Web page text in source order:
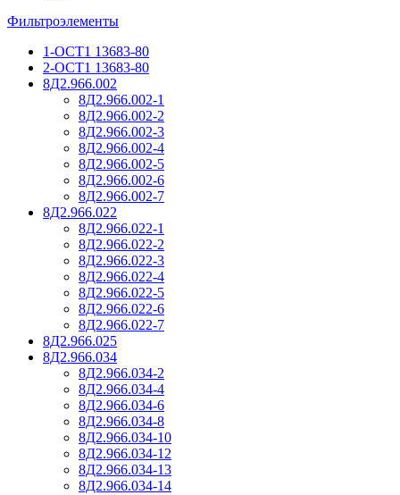
Фильтроэлементы
1-ОСТ1 13683-80
2-ОСТ1 13683-80
8Д2.966.002
8Д2.966.002-1
8Д2.966.002-2
8Д2.966.002-3
8Д2.966.002-4
8Д2.966.002-5
8Д2.966.002-6
8Д2.966.002-7
8Д2.966.022
8Д2.966.022-1
8Д2.966.022-2
8Д2.966.022-3
8Д2.966.022-4
8Д2.966.022-5
8Д2.966.022-6
8Д2.966.022-7
8Д2.966.025
8Д2.966.034
8Д2.966.034-2
8Д2.966.034-4
8Д2.966.034-6
8Д2.966.034-8
8Д2.966.034-10
8Д2.966.034-12
8Д2.966.034-13
8Д2.966.034-14